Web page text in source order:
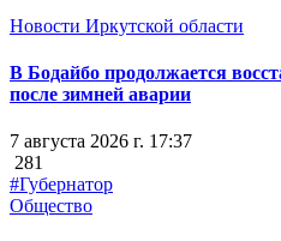
Новости Иркутской области
В Бодайбо продолжается
после зимней аварии
7 августа 2026 г. 17:37
281
#Губернатор
Общество